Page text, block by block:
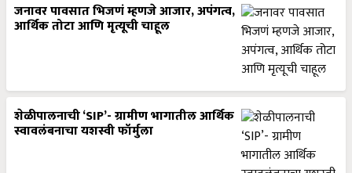
जनावर पावसात भिजणं म्हणजे आजार, अपंगत्व,
आर्थिक तोटा आणि मृत्यूची चाहूल
शेळीपालनाची ‘SIP’- ग्रामीण भागातील आर्थिक
स्वावलंबनाचा यशस्वी फॉर्मुला